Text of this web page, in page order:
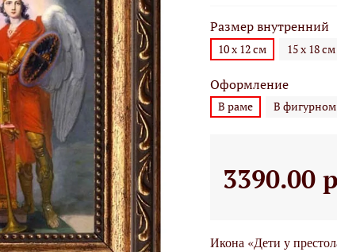
Размер внутренний
10 х 12 см 15 х 18 см
Оформление
В раме В
3390.00
Икона «Дети у